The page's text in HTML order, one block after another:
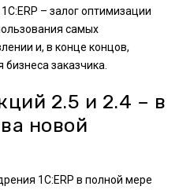
– залог оптимизации
самых
и, в конце концов,
заказчика.
2.5 и 2.4 – в
новой
1С:ERP в полной мере